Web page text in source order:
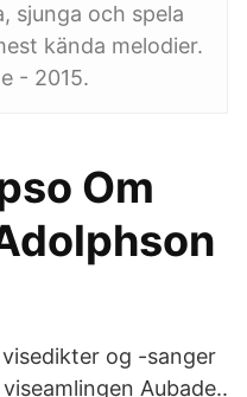
sjunga och spela
kända melodier.
- 2015.
Om
og -sanger
Aubade..